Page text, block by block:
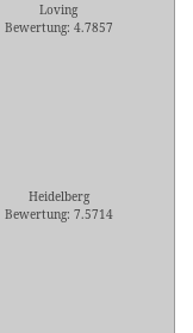
Loving
Bewertung: 4.7857
Heidelberg
Bewertung: 7.5714